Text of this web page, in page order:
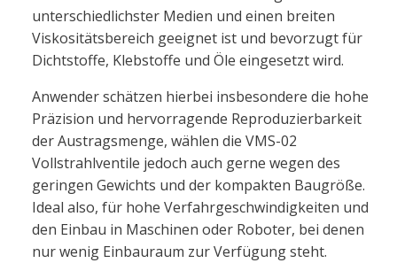
unterschiedlichster Medien und einen breiten
Viskositätsbereich geeignet ist und bevorzugt für
Dichtstoffe, Klebstoffe und Öle eingesetzt wird.
Anwender schätzen hierbei insbesondere die hohe
Präzision und hervorragende Reproduzierbarkeit
der Austragsmenge, wählen die VMS-02
Vollstrahlventile jedoch auch gerne wegen des
geringen Gewichts und der kompakten Baugröße.
Ideal also, für hohe Verfahrgeschwindigkeiten und
den Einbau in Maschinen oder Roboter, bei denen
nur wenig Einbauraum zur Verfügung steht.